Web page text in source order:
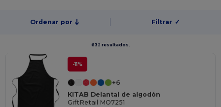
Ordenar por Filtrar ✓
632 resultados.
-11%
+6
KITAB Delantal de algodón
GiftRetail MO7251